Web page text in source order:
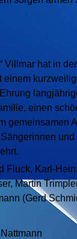
Villmar hat in der
einem
einen
gemeinsamen
und
Fluck, Karl-
Martin
(Gerd